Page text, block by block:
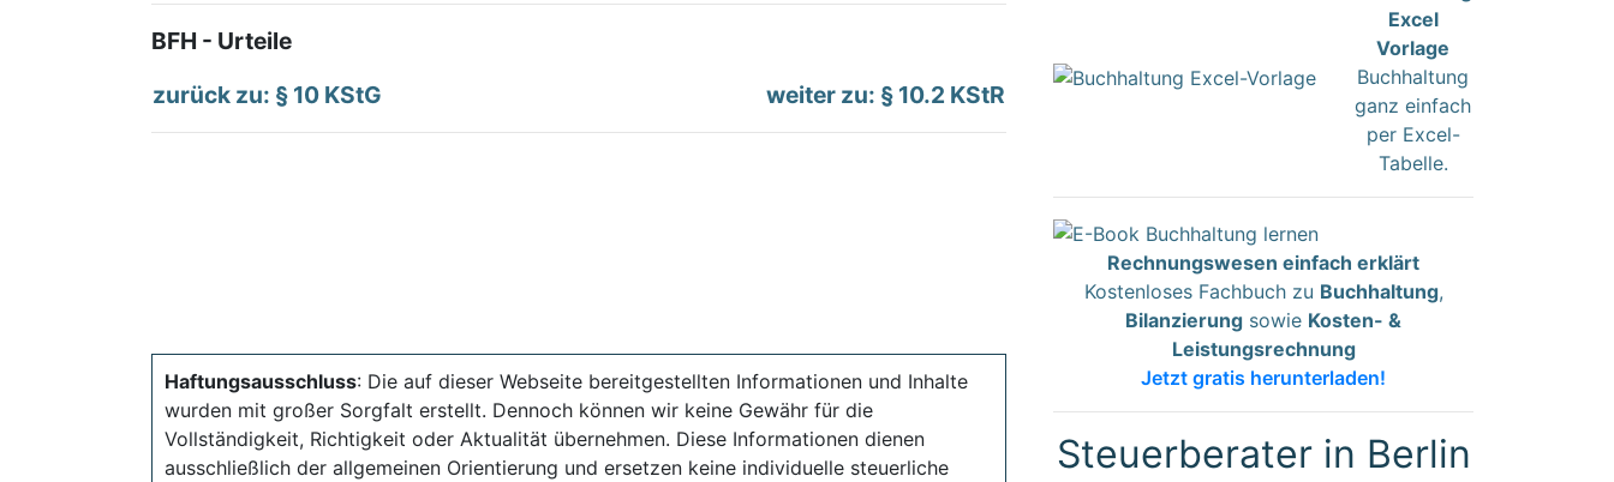
BFH - Urteile
zurück zu: § 10 KStG
weiter zu: § 10.2 KStR
Haftungsausschluss: Die auf dieser Webseite bereitgestellten Informationen und Inhalte
wurden mit großer Sorgfalt erstellt. Dennoch können wir keine Gewähr für die
Vollständigkeit, Richtigkeit oder Aktualität übernehmen. Diese Informationen dienen
ausschließlich der allgemeinen Orientierung und ersetzen keine individuelle steuerliche
Excel
Vorlage
Buchhaltung
ganz einfach
per Excel-
Tabelle.
Rechnungswesen einfach erklärt
Kostenloses Fachbuch zu Buchhaltung,
Bilanzierung sowie Kosten- &
Leistungsrechnung
Jetzt gratis herunterladen!
Steuerberater in Berlin